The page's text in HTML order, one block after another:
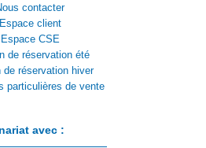
contacter
Espace client
Espace CSE
de réservation été
de réservation hiver
particulières de vente
avec :